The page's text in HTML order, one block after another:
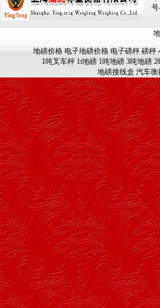
号
地磅价格 电子地磅价格 电子磅秤 磅秤
1吨叉车秤 1t地磅 1吨地磅 3吨地磅 2
地磅接线盒 汽车衡